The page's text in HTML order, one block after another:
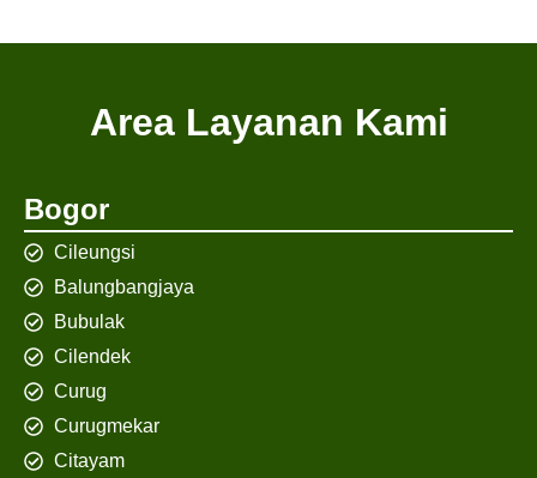
Area Layanan Kami
Bogor
Cileungsi
Balungbangjaya
Bubulak
Cilendek
Curug
Curugmekar
Citayam